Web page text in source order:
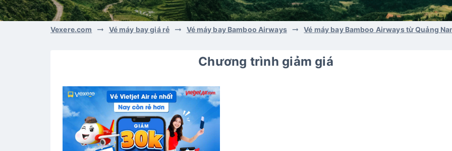
Vexere.com Vé máy bay giá rẻ Vé máy bay Bamboo Airways Vé máy bay Bamboo Airways từ Quảng
Chương trình giảm giá